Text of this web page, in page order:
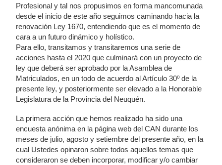
Profesional y tal nos propusimos en forma mancomunada
desde el inicio de este año seguimos caminando hacia la
renovación Ley 1670, entendiendo que es el momento de
cara a un futuro dinámico y holístico.
Para ello, transitamos y transitaremos una serie de
acciones hasta el 2020 que culminará con un proyecto de
ley que deberá ser aprobado por la Asamblea de
Matriculados, en un todo de acuerdo al Artículo 30º de la
presente ley, y posteriormente ser elevado a la Honorable
Legislatura de la Provincia del Neuquén.
La primera acción que hemos realizado ha sido una
encuesta anónima en la página web del CAN durante los
meses de julio, agosto y setiembre del presente año, en la
cual Ustedes opinaron sobre todos aquellos temas que
consideraron se deben incorporar, modificar y/o cambiar